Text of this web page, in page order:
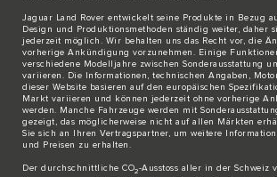
Jaguar Land Rover entwickelt seine Produkte in Bezug
Design und Produktionsmethoden ständig weiter, daher
jederzeit möglich. Wir behalten uns das Recht vor, die
vorherige Ankündigung vorzunehmen. Einige
verschiedene Modelljahre zwischen Sonderausstattung
variieren. Die Informationen, technischen Angaben,
dieser Website basieren auf den europäischen
Markt variieren und können jederzeit ohne vorherige
werden. Manche Fahrzeuge werden mit
gezeigt, das möglicherweise nicht auf allen Märkten
Sie sich an Ihren Vertragspartner, um weitere
und Preisen zu erhalten.
Der durchschnittliche CO2-Ausstoss aller in der Schweiz